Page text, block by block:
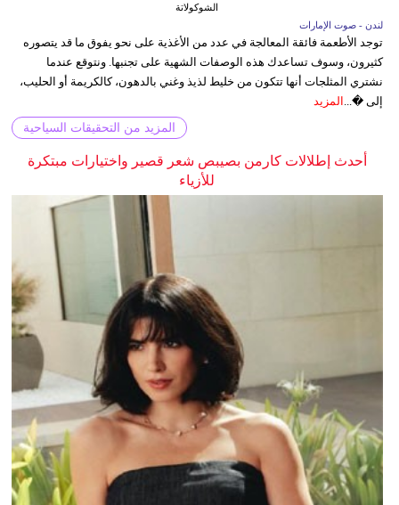
الشوكولاتة
لندن - صوت الإمارات
توجد الأطعمة فائقة المعالجة في عدد من الأغذية على نحو يفوق ما قد يتصوره
كثيرون، وسوف تساعدك هذه الوصفات الشهية على تجنبها. ونتوقع عندما
نشتري المثلجات أنها تتكون من خليط لذيذ وغني بالدهون، كالكريمة أو الحليب،
إلى �... المزيد
المزيد من التحقيقات السياحية
أحدث إطلالات كارمن بصيبص شعر قصير واختيارات مبتكرة
للأزياء